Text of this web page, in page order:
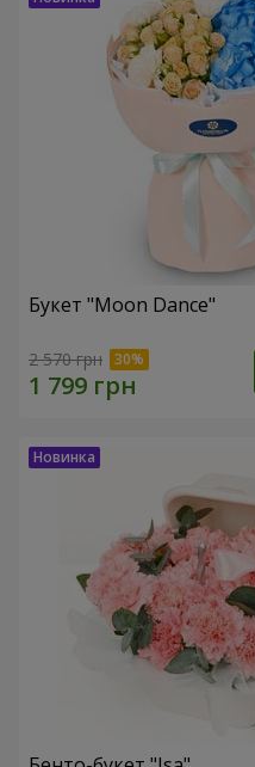
Букет "Moon Dance"
2 570 грн